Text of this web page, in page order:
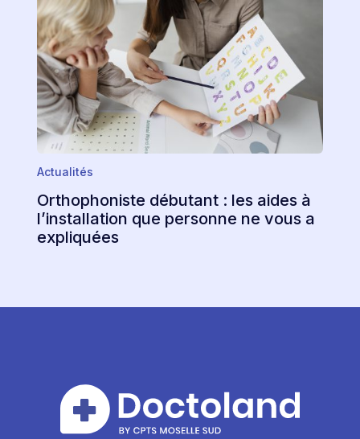
Actualités
Orthophoniste débutant : les aides à
l’installation que personne ne vous a
expliquées